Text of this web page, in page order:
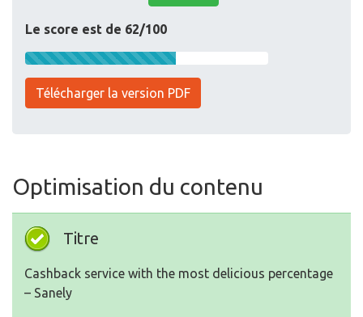
Le score est de 62/100
Télécharger la version PDF
Optimisation du contenu
Titre
Сashback service with the most delicious percentage
– Sanely